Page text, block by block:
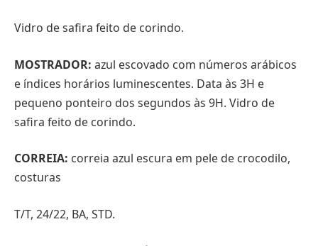
Vidro de safira feito de corindo.
MOSTRADOR: azul escovado com números arábicos
e índices horários luminescentes. Data às 3H e
pequeno ponteiro dos segundos às 9H. Vidro de
safira feito de corindo.
CORREIA: correia azul escura em pele de crocodilo,
costuras
T/T, 24/22, BA, STD.